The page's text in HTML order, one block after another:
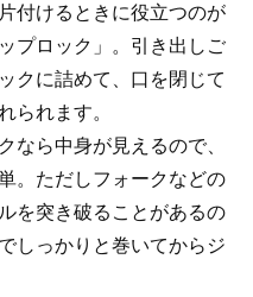
付けるときに役立つのが
プロック」。引き出しご
クに詰めて、口を閉じて
られます。
なら中身が見えるので、
。ただしフォークなどの
を突き破ることがあるの
しっかりと巻いてからジ